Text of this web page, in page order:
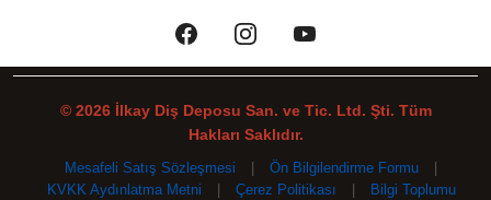
© 2026 İlkay Diş Deposu San. ve Tic. Ltd. Şti. Tüm
Hakları Saklıdır.
Mesafeli Satış Sözleşmesi Ön Bilgilendirme Formu
KVKK Aydınlatma Metni
Çerez Politikası
Bilgi Toplumu